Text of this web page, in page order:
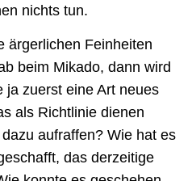
nichts tun.
ärgerlichen Feinheiten
beim Mikado, dann wird
ja zuerst eine Art neues
als Richtlinie dienen
aufraffen? Wie hat es
das derzeitige